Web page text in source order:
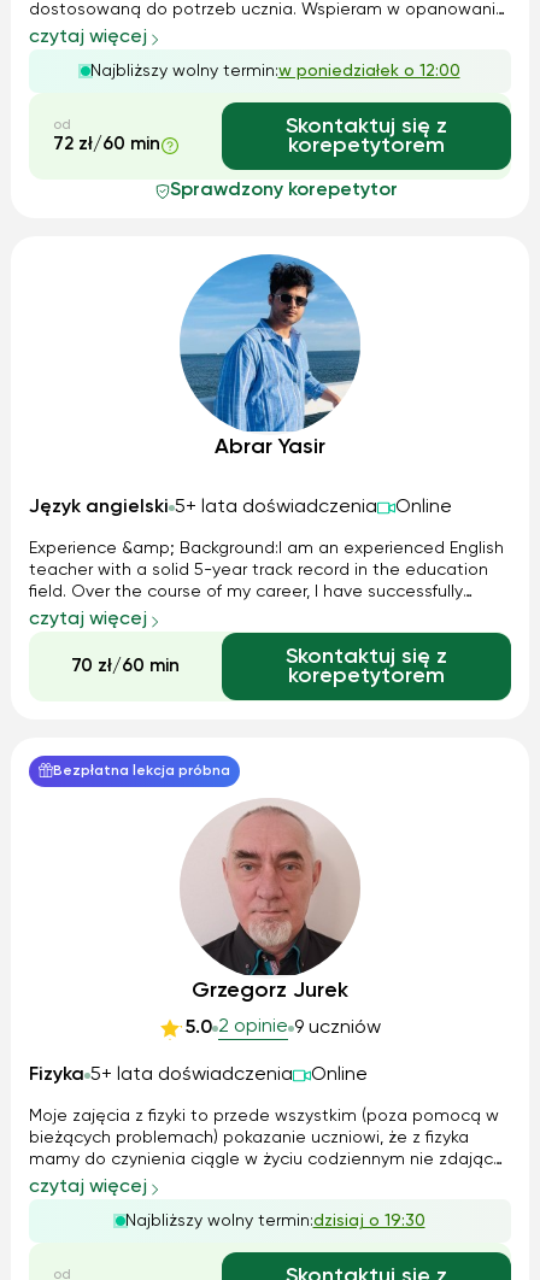
dostosowaną do potrzeb ucznia. Wspieram w opanowaniu
materiału, analizie lektur, poprawnym formułowaniu
wypowiedzi oraz przygotowaniu do egzaminów
ósmoklasisty i matury. Korzystam z różnorodnych metod, w
tym na...
czytaj więcej
Najbliższy wolny termin:w poniedziałek o 12:00
od
72 zł/60 min
Skontaktuj się z
korepetytorem
Sprawdzony korepetytor
Abrar Yasir
Język angielski 5+ lata doświadczenia Online
Experience &amp; Background:I am an experienced English
teacher with a solid 5-year track record in the education
field. Over the course of my career, I have successfully
managed and guided more than 100 students to achieve
their language goals.Teaching Methods:My lessons are
highly interactive and ...
czytaj więcej
70 zł/60 min
Skontaktuj się z
korepetytorem
Bezpłatna lekcja próbna
Grzegorz Jurek
5.0 2 opinie 9 uczniów
Fizyka 5+ lata doświadczenia Online
Moje zajęcia z fizyki to przede wszystkim (poza pomocą w
bieżących problemach) pokazanie uczniowi, że z fizyka
mamy do czynienia ciągle w życiu codziennym nie zdając
sobie nawet z tego sprawy. Poza tym jeśli czas pozwala
wprowadzam do kosmologii i swiata cząstek cząstek
elementarnych co jest moja pa...
czytaj więcej
Najbliższy wolny termin:dzisiaj o 19:30
od